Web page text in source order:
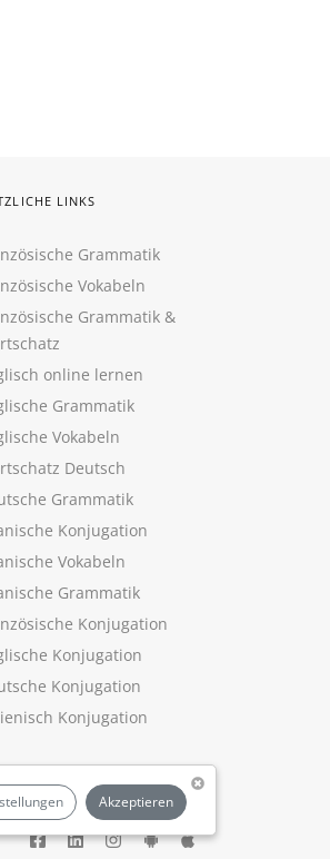
Akzeptieren
LINKS
Grammatik
Vokabeln
Grammatik &
online lernen
Grammatik
Vokabeln
Deutsch
Grammatik
Konjugation
Vokabeln
Grammatik
Konjugation
Konjugation
Konjugation
Konjugation